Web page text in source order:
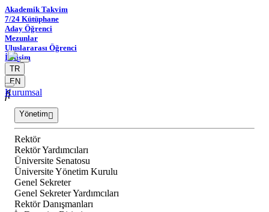
Akademik Takvim
7/24 Kütüphane
Aday Öğrenci
Mezunlar
Uluslararası Öğrenci
İletişim
TR
EN
Kurumsal
Yönetim
Rektör
Rektör Yardımcıları
Üniversite Senatosu
Üniversite Yönetim Kurulu
Genel Sekreter
Genel Sekreter Yardımcıları
Rektör Danışmanları